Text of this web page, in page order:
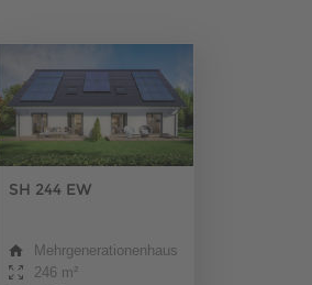
FINDEN
SH 244 EW
Mehrgenerationenhaus
246 m²